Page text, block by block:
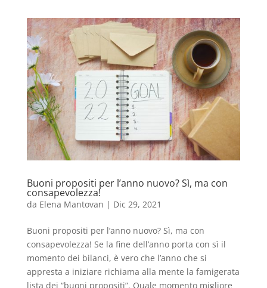
Buoni propositi per l’anno nuovo? Sì, ma con
consapevolezza!
da Elena Mantovan | Dic 29, 2021
Buoni propositi per l’anno nuovo? Sì, ma con
consapevolezza! Se la fine dell’anno porta con sì il
momento dei bilanci, è vero che l’anno che si
appresta a iniziare richiama alla mente la famigerata
lista dei “buoni propositi”. Quale momento migliore